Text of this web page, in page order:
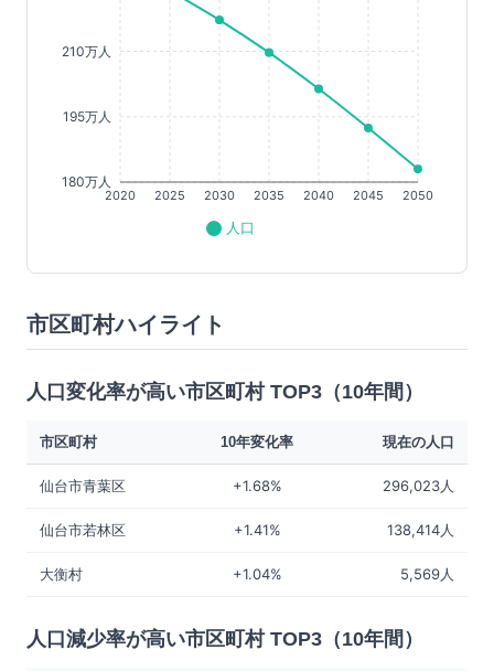
2020 2025 2030 2035 2040 2045 2050
180万人
195万人
210万人
人口
市区町村ハイライト
人口変化率が高い市区町村 TOP3（10年間）
市区町村 10年変化率 現在の人口
仙台市青葉区 +1.68% 296,023人
仙台市若林区 +1.41% 138,414人
大衡村 +1.04% 5,569人
人口減少率が高い市区町村 TOP3（10年間）